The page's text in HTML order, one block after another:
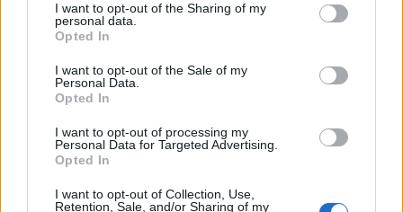
I want to opt-out of the Sharing of my
personal data.
Opted In
I want to opt-out of the Sale of my
Personal Data.
Opted In
I want to opt-out of processing my
Personal Data for Targeted Advertising.
Opted In
I want to opt-out of Collection, Use,
Retention, Sale, and/or Sharing of my